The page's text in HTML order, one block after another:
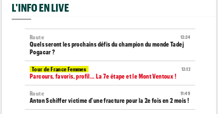
L'INFO EN LIVE
12:34
Route
Quels seront les prochains défis du champion du monde Tadej
Pogacar ?
12:12
Tour de France Femmes
Parcours, favoris, profil… La 7e étape et le Mont Ventoux !
11:49
Route
Anton Schiffer victime d'une fracture pour la 2e fois en 2 mois !